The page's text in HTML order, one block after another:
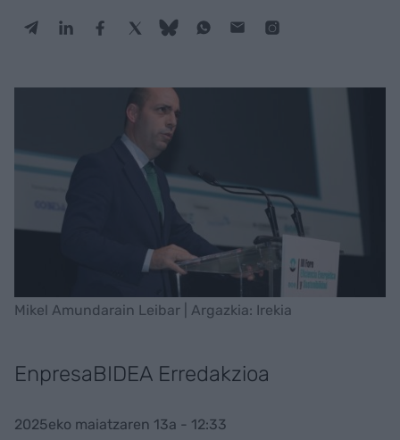
Mikel Amundarain Leibar | Argazkia: Irekia
EnpresaBIDEA Erredakzioa
2025eko maiatzaren 13a - 12:33